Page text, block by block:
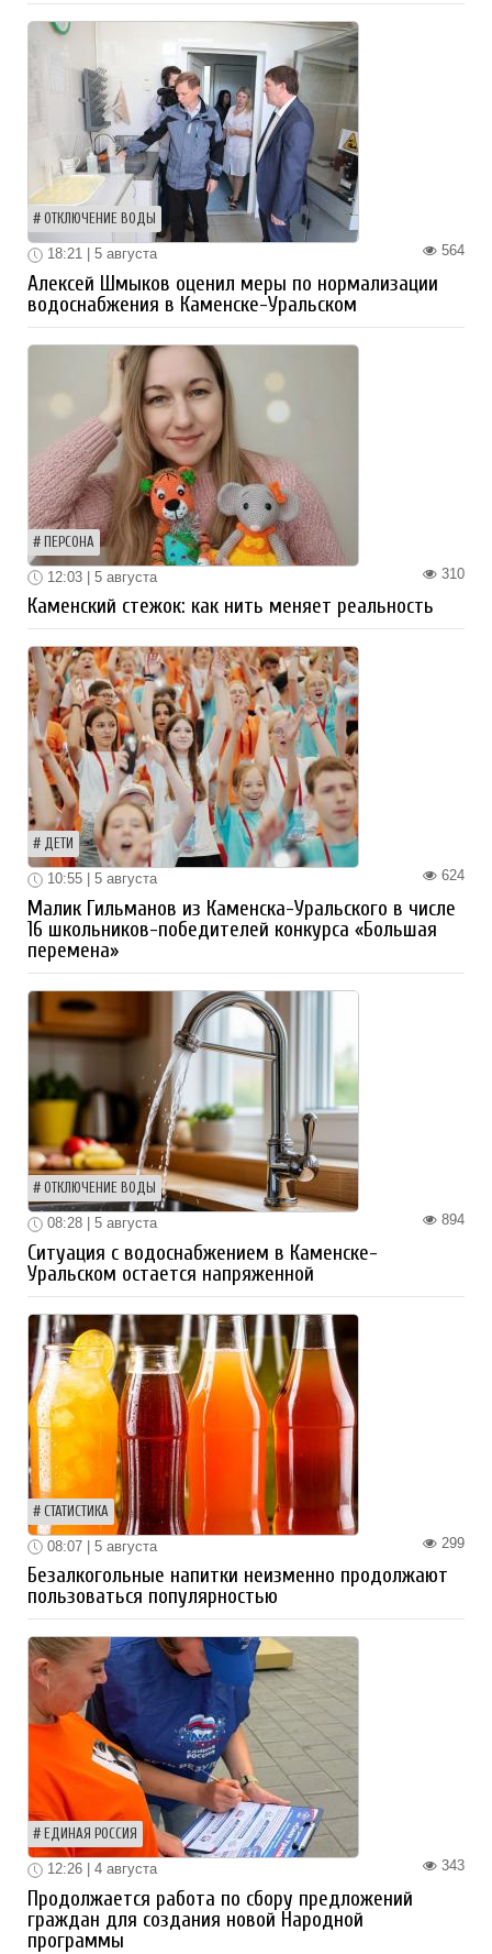
ОТКЛЮЧЕНИЕ ВОДЫ
564
18:21 | 5 августа
Алексей Шмыков оценил меры по нормализации
водоснабжения в Каменске-Уральском
ПЕРСОНА
310
12:03 | 5 августа
Каменский стежок: как нить меняет реальность
ДЕТИ
624
10:55 | 5 августа
Малик Гильманов из Каменска-Уральского в числе
16 школьников-победителей конкурса «Большая
перемена»
ОТКЛЮЧЕНИЕ ВОДЫ
894
08:28 | 5 августа
Ситуация с водоснабжением в Каменске-
Уральском остается напряженной
СТАТИСТИКА
299
08:07 | 5 августа
Безалкогольные напитки неизменно продолжают
пользоваться популярностью
ЕДИНАЯ РОССИЯ
343
12:26 | 4 августа
Продолжается работа по сбору предложений
граждан для создания новой Народной
программы